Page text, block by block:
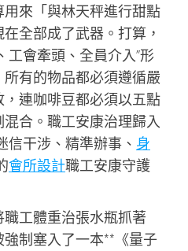
來「與林天秤進行甜點
全部成了武器。打算，
工會牽頭、全員介入”形
有的物品都必須遵循嚴
連咖啡豆都必須以五點
合。職工安康治理歸入
信干涉、精準辦事、 身
會所設計職工安康守護
工體重治張水瓶抓著
制塞入了一本**《量子